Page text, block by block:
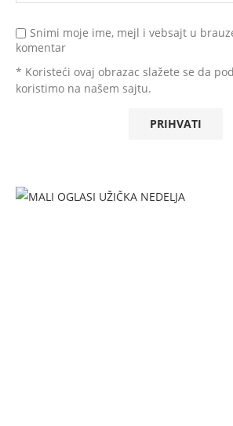
Snimi moje ime, mejl i vebsajt u
komentar
* Koristeći ovaj obrazac slažete se da
koristimo na našem sajtu.